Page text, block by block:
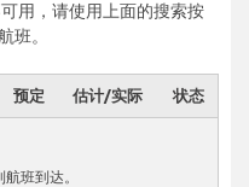
用，请使用上面的搜索按
班。
预定 估计/实际 状态
班到达。